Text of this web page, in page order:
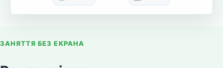
ЗАНЯТТЯ БЕЗ ЕКРАНА